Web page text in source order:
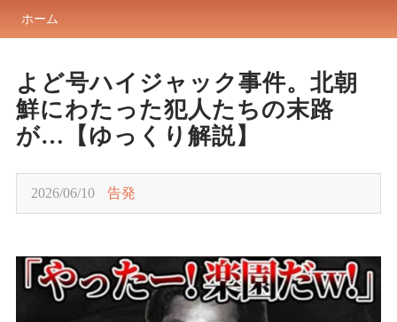
ホーム
よど号ハイジャック事件。北朝
鮮にわたった犯人たちの末路
が…【ゆっくり解説】
2026/06/10 告発